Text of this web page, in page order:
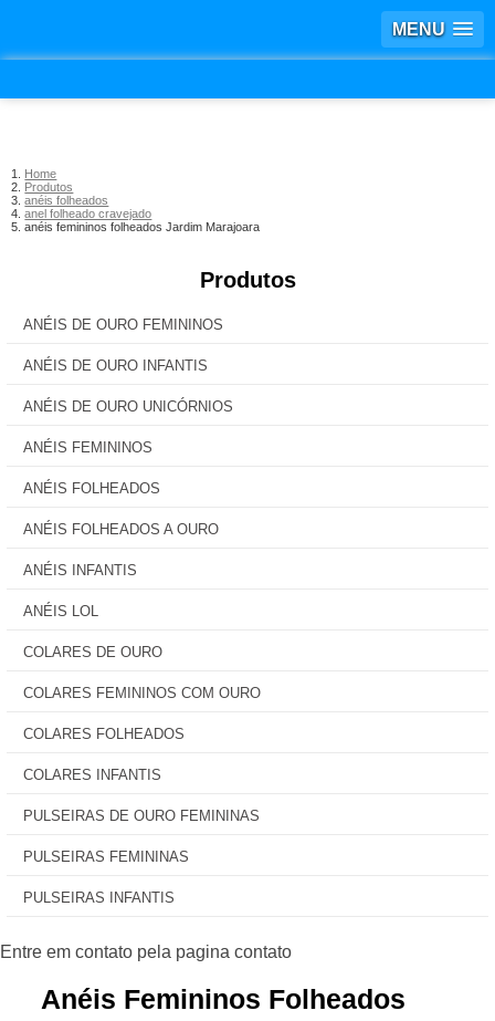
MENU
Home
Produtos
anéis folheados
anel folheado cravejado
anéis femininos folheados Jardim Marajoara
Produtos
ANÉIS DE OURO FEMININOS
ANÉIS DE OURO INFANTIS
ANÉIS DE OURO UNICÓRNIOS
ANÉIS FEMININOS
ANÉIS FOLHEADOS
ANÉIS FOLHEADOS A OURO
ANÉIS INFANTIS
ANÉIS LOL
COLARES DE OURO
COLARES FEMININOS COM OURO
COLARES FOLHEADOS
COLARES INFANTIS
PULSEIRAS DE OURO FEMININAS
PULSEIRAS FEMININAS
PULSEIRAS INFANTIS
Anéis Femininos Folheados